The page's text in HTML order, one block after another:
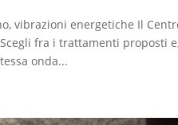
vibrazioni energetiche Il
fra i trattamenti proposti
onda...